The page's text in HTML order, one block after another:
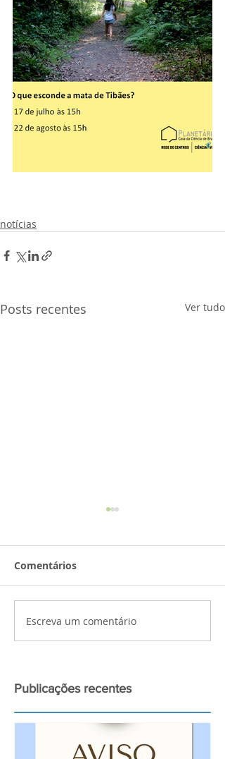
notícias
Posts recentes Ver tudo
Sarau de Outono!
Comentários
Escreva um comentário
Publicações recentes